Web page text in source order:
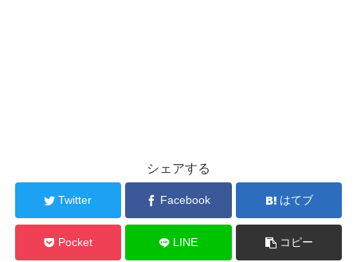
シェアする
Twitter Facebook はてブ
Pocket LINE コピー